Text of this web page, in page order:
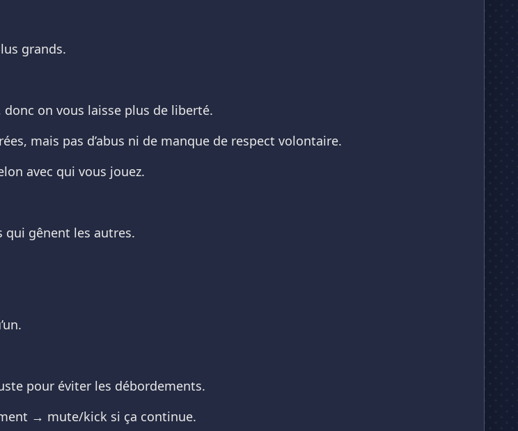
grands.
donc on vous laisse plus de liberté.
mais pas d’abus ni de manque de respect volontaire.
avec qui vous jouez.
qui gênent les autres.
pour éviter les débordements.
→ mute/kick si ça continue.